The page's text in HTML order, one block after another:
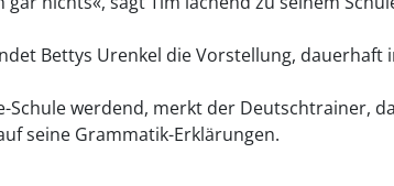
Bettys Urenkel die Vorstellung, dauerhaft
werdend, merkt der Deutschtrainer,
seine Grammatik-Erklärungen.